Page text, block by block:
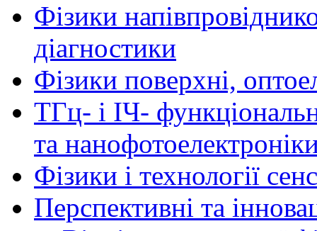
Фізики
діагностики
Фізики поверхні,
ТГц- і ІЧ-
та
Фізики і технології
Перспективні та